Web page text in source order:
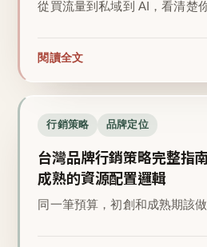
從買流量到私域到 AI，看清楚
閱讀全文
行銷策略 品牌定位
台灣品牌行銷策略完整指
成熟的資源配置邏輯
同一筆預算，初創和成熟期該